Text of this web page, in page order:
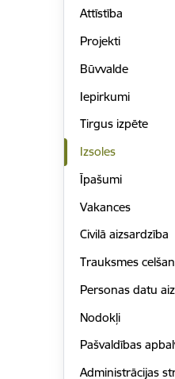
Attīstība
Projekti
Būvvalde
Iepirkumi
Tirgus izpēte
Izsoles
Īpašumi
Vakances
Civilā aizsardzība
Trauksmes
Personas datu
Nodokļi
Pašvaldības
Administrācijas